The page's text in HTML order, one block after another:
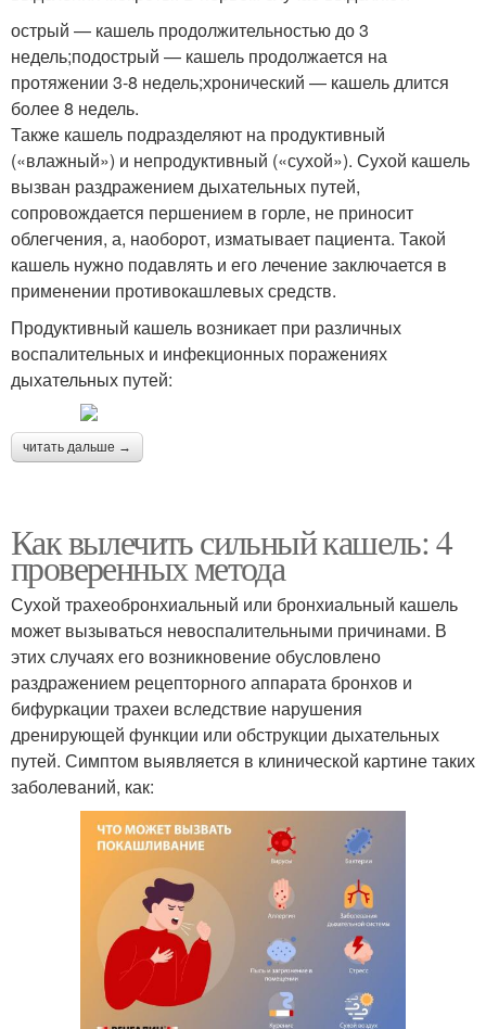
острый — кашель продолжительностью до 3
недель;подострый — кашель продолжается на
протяжении 3-8 недель;хронический — кашель длится
более 8 недель.
Также кашель подразделяют на продуктивный
(«влажный») и непродуктивный («сухой»). Сухой кашель
вызван раздражением дыхательных путей,
сопровождается першением в горле, не приносит
облегчения, а, наоборот, изматывает пациента. Такой
кашель нужно подавлять и его лечение заключается в
применении противокашлевых средств.
Продуктивный кашель возникает при различных
воспалительных и инфекционных поражениях
дыхательных путей:
читать дальше →
Как вылечить сильный кашель: 4
проверенных метода
Сухой трахеобронхиальный или бронхиальный кашель
может вызываться невоспалительными причинами. В
этих случаях его возникновение обусловлено
раздражением рецепторного аппарата бронхов и
бифуркации трахеи вследствие нарушения
дренирующей функции или обструкции дыхательных
путей. Симптом выявляется в клинической картине таких
заболеваний, как: